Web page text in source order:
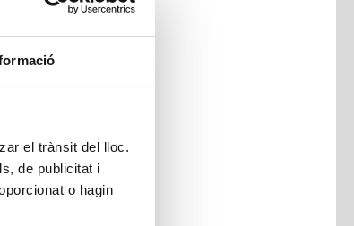
el trànsit del lloc.
de publicitat i
o hagin